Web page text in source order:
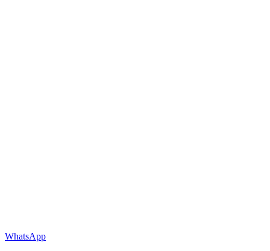
WhatsApp